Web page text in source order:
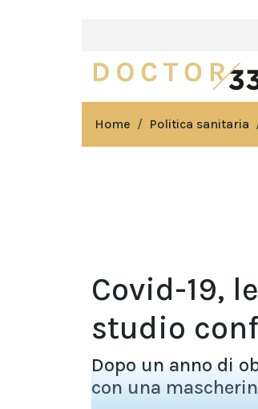
Home Politica sanitaria
Covid-19,
studio
Dopo un anno di
con una